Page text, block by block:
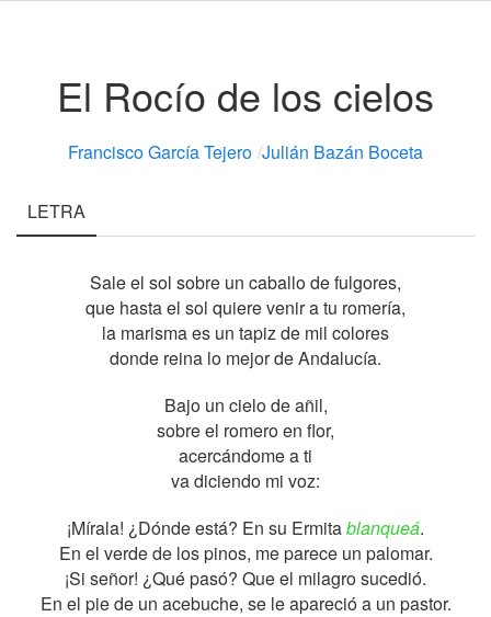
El Rocío de los cielos
Francisco García Tejero /Julián Bazán Boceta
LETRA
Sale el sol sobre un caballo de fulgores,
que hasta el sol quiere venir a tu romería,
la marisma es un tapiz de mil colores
donde reina lo mejor de Andalucía.
Bajo un cielo de añil,
sobre el romero en flor,
acercándome a ti
va diciendo mi voz:
¡Mírala! ¿Dónde está? En su Ermitablanqueá.
En el verde de los pinos, me parece un palomar.
¡Si señor! ¿Qué pasó? Que el milagro sucedió.
En el pie de un acebuche, se le apareció a un pastor.